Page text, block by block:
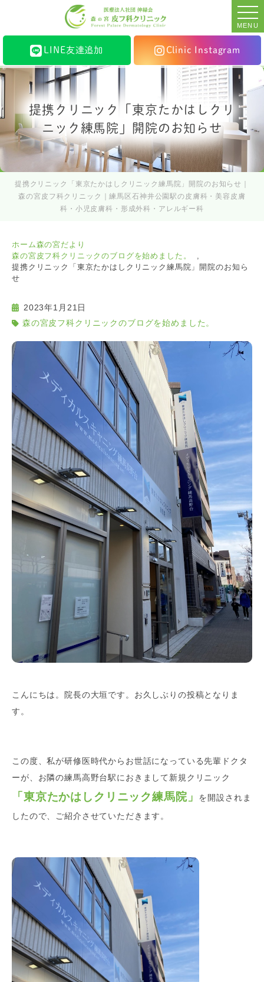
MENU
LINE友達追加 Clinic Instagram
提携クリニック「東京たかはしクリ
ニック練馬院」開院のお知らせ
提携クリニック「東京たかはしクリニック練馬院」開院のお知らせ｜
森の宮皮フ科クリニック｜練馬区石神井公園駅の皮膚科・美容皮膚
科・小児皮膚科・形成外科・アレルギー科
ホーム森の宮だより
森の宮皮フ科クリニックのブログを始めました。
提携クリニック「東京たかはしクリニック練馬院」開院のお知ら
せ
2023年1月21日
森の宮皮フ科クリニックのブログを始めました。
こんにちは。院長の大垣です。お久しぶりの投稿となりま
す。
この度、私が研修医時代からお世話になっている先輩ドクタ
ーが、お隣の練馬高野台駅におきまして新規クリニック
「東京たかはしクリニック練馬院」
を開設されま
したので、ご紹介させていただきます。